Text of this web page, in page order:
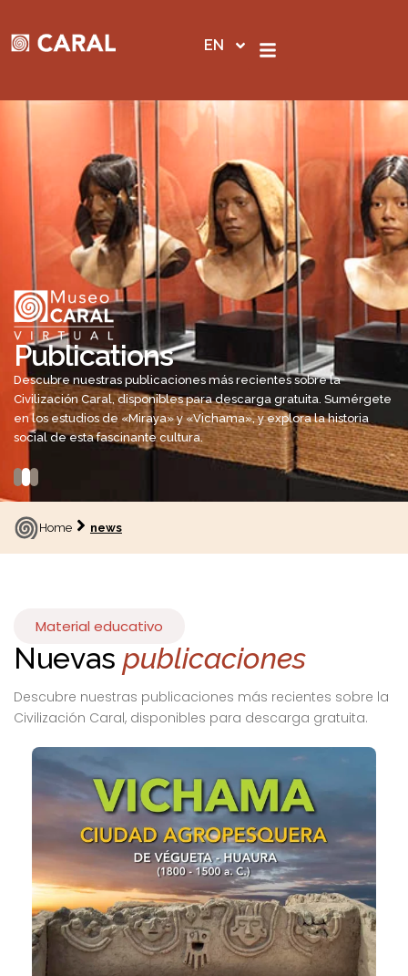
to
content
EN
Publications
Descubre nuestras publicaciones más recientes sobre la
Civilización Caral, disponibles para descarga gratuita. Sumérgete
en los estudios de «Miraya» y «Vichama», y explora la historia
social de esta fascinante cultura.
Home news
Material educativo
Nuevas publicaciones
Descubre nuestras publicaciones más recientes sobre la
Civilización Caral, disponibles para descarga gratuita.